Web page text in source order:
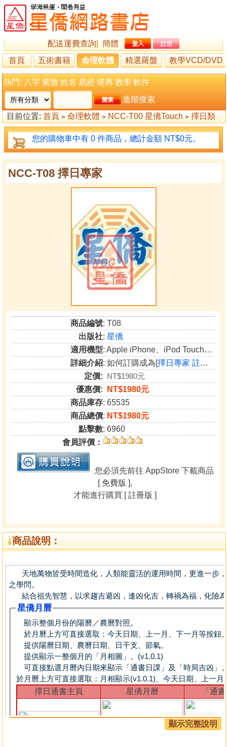
配送運費查詢
簡體
首頁
五術書籍 命理軟體 精選羅盤 教學VCD/DVD
熱門: 八字 紫微 姓名 易經 堪輿 教學 軟件
進階搜索
目前位置: 首頁 > 命理軟體 > NCC-T00 星僑Touch > 擇日類
>NCC-T08 擇日專家
您的購物車中有 0 件商品，總計金額 NT$0元。
NCC-T08 擇日專家
商品編號: T08
出版社:星僑
適用機型: Apple iPhone、iPod Touch、iPad
詳細介紹: 如何訂購成為[擇日專家 註冊版
定價: NT$1980元
優惠價:
NT$1980元
商品庫存: 65535
商品總價: NT$1980元
點擊數: 6960
會員評價：
您必須先前往 AppStore 下載商品
[ 免費版 ],
才能進行購買 [ 註冊版 ]
商品說明：
天地萬物皆受時間造化，人類能靈活的運用時間，更進一步
之學問。
結合祖先智慧，以求趨吉避凶，逢凶化吉，轉禍為福，化險
星僑月曆
顯示整個月份的陽曆／農曆對照。
於月曆上方可直接選取：今天日期、上一月、下一月等按鈕
提供陽曆日期、農曆日期、日干支、節氣。
提供顯示一整個月的「月相圖」。(v1.0.1)
可直接點選月曆內日期來顯示「通書日課」及「時局吉凶」
於月曆上方可直接選取：月相顯示(v1.0.1)、今天日期、上一月
擇日通書主頁
星僑月曆 「通
顯示完整說明